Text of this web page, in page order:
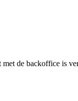
de backoffice is